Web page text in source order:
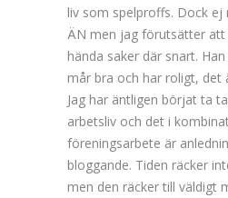
liv som spelproffs. Dock
ÄN men jag förutsätter
hända saker där snart.
mår bra och har roligt, det
Jag har äntligen börjat ta
arbetsliv och det i
föreningsarbete är
bloggande. Tiden räcker
men den räcker till väldigt